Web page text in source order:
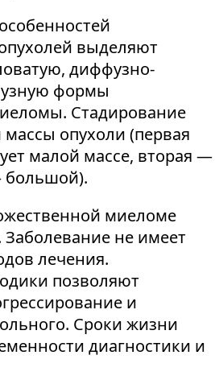
выделяют
диффузно-
формы
Стадирование
массы опухоли (первая
малой массе, вторая —
большой).
миеломе
не имеет
лечения.
позволяют
и
Сроки жизни
диагностики и